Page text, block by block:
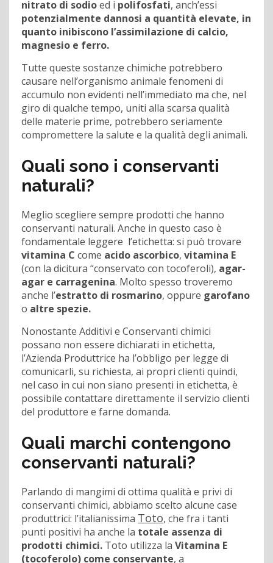
nitrato di sodioed i polifosfati, anch’essi
potenzialmente dannosi a quantità elevate, in
quanto inibiscono l’assimilazione di calcio,
magnesio e ferro.
Tutte queste sostanze chimiche potrebbero
causare nell’organismo animale fenomeni di
accumulo non evidenti nell’immediato ma che, nel
giro di qualche tempo, uniti alla scarsa qualità
delle materie prime, potrebbero seriamente
compromettere la salute e la qualità degli animali.
Quali sono i conservanti
naturali?
Meglio scegliere sempre prodotti che hanno
conservanti naturali. Anche in questo caso è
fondamentale leggere l’etichetta: si può trovare
vitamina C come acido ascorbico, vitamina E
(con la dicitura “conservato con tocoferoli), agar-
agar e carragenina. Molto spesso troveremo
anche l’estratto di rosmarino, oppure garofano
o altre spezie.
Nonostante Additivi e Conservanti chimici
possano non essere dichiarati in etichetta,
l’Azienda Produttrice ha l’obbligo per legge di
comunicarli, su richiesta, ai propri clienti quindi,
nel caso in cui non siano presenti in etichetta, è
possibile contattare direttamente il servizio clienti
del produttore e farne domanda.
Quali marchi contengono
conservanti naturali?
Parlando di mangimi di ottima qualità e privi di
conservanti chimici, abbiamo scelto alcune case
produttrici: l’italianissima Toto, che fra i tanti
punti positivi ha anche la totale assenza di
prodotti chimici. Toto utilizza la Vitamina E
(tocoferolo) come conservante, a